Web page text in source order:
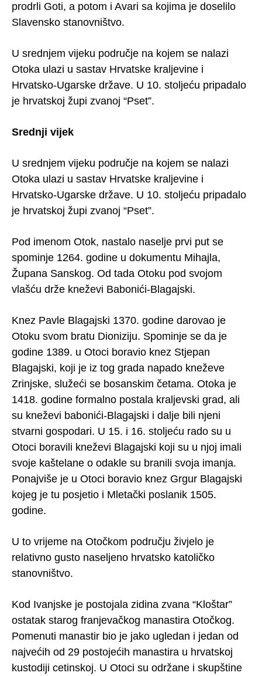
prodrli Goti, a potom i Avari sa kojima je doselilo
Slavensko stanovništvo.
U srednjem vijeku područje na kojem se nalazi
Otoka ulazi u sastav Hrvatske kraljevine i
Hrvatsko-Ugarske države. U 10. stoljeću pripadalo
je hrvatskoj župi zvanoj “Pset”.
Srednji vijek
U srednjem vijeku područje na kojem se nalazi
Otoka ulazi u sastav Hrvatske kraljevine i
Hrvatsko-Ugarske države. U 10. stoljeću pripadalo
je hrvatskoj župi zvanoj “Pset”.
Pod imenom Otok, nastalo naselje prvi put se
spominje 1264. godine u dokumentu Mihajla,
Župana Sanskog. Od tada Otoku pod svojom
vlašću drže kneževi Babonići-Blagajski.
Knez Pavle Blagajski 1370. godine darovao je
Otoku svom bratu Dioniziju. Spominje se da je
godine 1389. u Otoci boravio knez Stjepan
Blagajski, koji je iz tog grada napado kneževe
Zrinjske, služeći se bosanskim četama. Otoka je
1418. godine formalno postala kraljevski grad, ali
su kneževi babonići-Blagajski i dalje bili njeni
stvarni gospodari. U 15. i 16. stoljeću rado su u
Otoci boravili kneževi Blagajski koji su u njoj imali
svoje kaštelane o odakle su branili svoja imanja.
Ponajviše je u Otoci boravio knez Grgur Blagajski
kojeg je tu posjetio i Mletački poslanik 1505.
godine.
U to vrijeme na Otočkom području živjelo je
relativno gusto naseljeno hrvatsko katoličko
stanovništvo.
Kod Ivanjske je postojala zidina zvana “Kloštar”
ostatak starog franjevačkog manastira Otočkog.
Pomenuti manastir bio je jako ugledan i jedan od
najvećih od 29 postojećih manastira u hrvatskoj
kustodiji cetinskoj. U Otoci su održane i skupštine